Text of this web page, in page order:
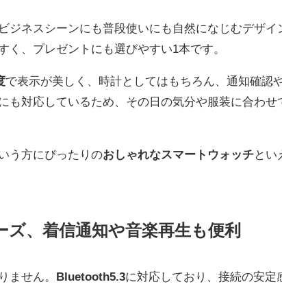
ジネスシーンにも普段使いにも自然になじむデザイ
、プレゼントにも選びやすい1本です。
で表示が美しく、時計としてはもちろん、通知確認
も対応しているため、その日の気分や服装に合わせ
う方にぴったりのおしゃれなスマートウォッチとい
、着信通知や音楽再生も便利
ません。 Bluetooth5.3に対応しており、接続の安定